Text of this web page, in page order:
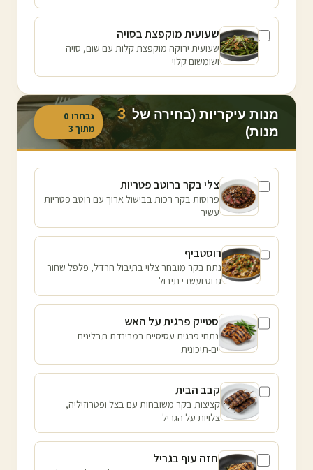
שעועית מוקפצת בסויה
שעועית ירוקה מוקפצת קלות עם שום, סויה
ושומשום קלוי
מנות עיקריות (בחירה של 3
מנות)
נבחרו 0
מתוך 3
צלי בקר ברוטב פטריות
פרוסות בקר רכות בבישול ארוך עם רוטב פטריות
עשיר
רוסטביף
נתח בקר מובחר צלוי בתיבול חרדל, פלפל שחור
גרוס ועשבי תיבול
סטייק פרגית על האש
נתחי פרגית עסיסיים במרינדת תבלינים
ים-תיכונית
קבב הבית
קציצות בקר משובחות עם בצל ופטרוזיליה,
צלויות על הגריל
חזה עוף בגריל